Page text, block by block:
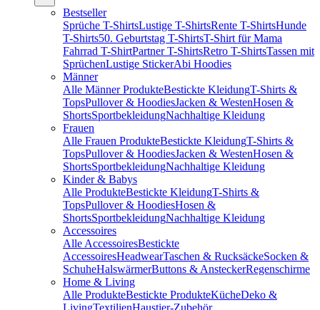
Bestseller
Sprüche T-ShirtsLustige T-ShirtsRente T-ShirtsHunde
T-Shirts50. Geburtstag T-ShirtsT-Shirt für Mama
Fahrrad T-ShirtPartner T-ShirtsRetro T-ShirtsTassen mit
SprüchenLustige StickerAbi Hoodies
Männer
Alle Männer ProdukteBestickte KleidungT-Shirts &
TopsPullover & HoodiesJacken & WestenHosen &
ShortsSportbekleidungNachhaltige Kleidung
Frauen
Alle Frauen ProdukteBestickte KleidungT-Shirts &
TopsPullover & HoodiesJacken & WestenHosen &
ShortsSportbekleidungNachhaltige Kleidung
Kinder & Babys
Alle ProdukteBestickte KleidungT-Shirts &
TopsPullover & HoodiesHosen &
ShortsSportbekleidungNachhaltige Kleidung
Accessoires
Alle AccessoiresBestickte
AccessoiresHeadwearTaschen & RucksäckeSocken &
SchuheHalswärmerButtons & AnsteckerRegenschirme
Home & Living
Alle ProdukteBestickte ProdukteKücheDeko &
LivingTextilienHaustier-Zubehör